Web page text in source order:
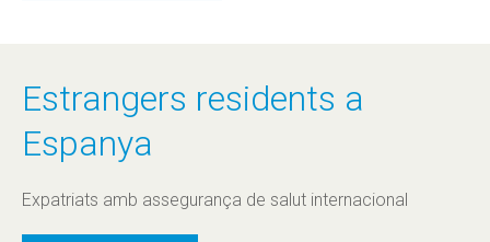
Estrangers residents a
Espanya
Expatriats amb assegurança de salut internacional